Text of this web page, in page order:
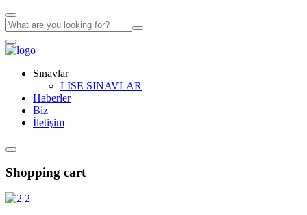
Sınavlar
LİSE SINAVLAR
Haberler
Biz
İletişim
Shopping cart